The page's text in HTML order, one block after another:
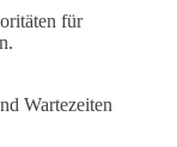
für
Wartezeiten